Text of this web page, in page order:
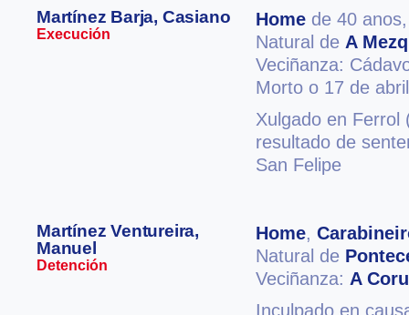
Martínez Barja, Casiano
Execución
Home de 40
Natural de A
Veciñanza:
Morto o 17 de
Xulgado en Ferrol
resultado de
San Felipe
Martínez Ventureira,
Manuel
Detención
Home,
Natural de
Veciñanza: A
Inculpado en